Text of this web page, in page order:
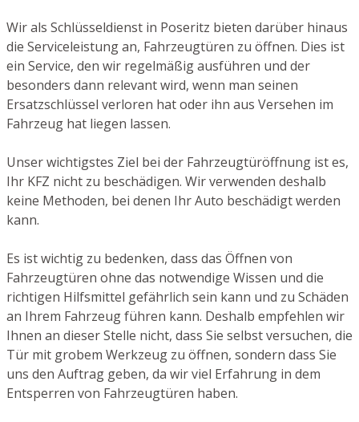
Wir als Schlüsseldienst in Poseritz bieten darüber hinaus
die Serviceleistung an, Fahrzeugtüren zu öffnen. Dies ist
ein Service, den wir regelmäßig ausführen und der
besonders dann relevant wird, wenn man seinen
Ersatzschlüssel verloren hat oder ihn aus Versehen im
Fahrzeug hat liegen lassen.
Unser wichtigstes Ziel bei der Fahrzeugtüröffnung ist es,
Ihr KFZ nicht zu beschädigen. Wir verwenden deshalb
keine Methoden, bei denen Ihr Auto beschädigt werden
kann.
Es ist wichtig zu bedenken, dass das Öffnen von
Fahrzeugtüren ohne das notwendige Wissen und die
richtigen Hilfsmittel gefährlich sein kann und zu Schäden
an Ihrem Fahrzeug führen kann. Deshalb empfehlen wir
Ihnen an dieser Stelle nicht, dass Sie selbst versuchen, die
Tür mit grobem Werkzeug zu öffnen, sondern dass Sie
uns den Auftrag geben, da wir viel Erfahrung in dem
Entsperren von Fahrzeugtüren haben.